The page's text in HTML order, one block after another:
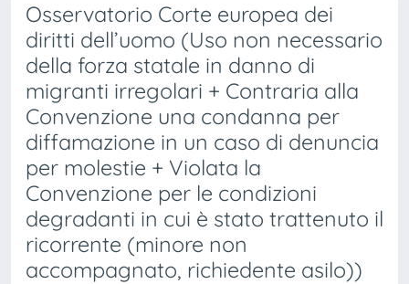
Osservatorio Corte europea dei
diritti dell’uomo (Uso non necessario
della forza statale in danno di
migranti irregolari + Contraria alla
Convenzione una condanna per
diffamazione in un caso di denuncia
per molestie + Violata la
Convenzione per le condizioni
degradanti in cui è stato trattenuto il
ricorrente (minore non
accompagnato, richiedente asilo))